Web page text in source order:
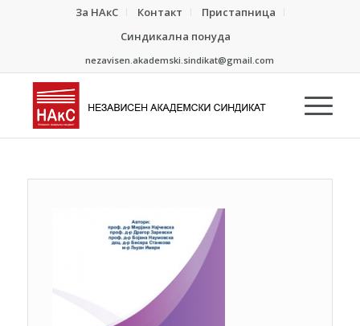
За НАкС Контакт
Пристапница
Синдикална понуда
nezavisen.akademski.sindikat@gmail.com